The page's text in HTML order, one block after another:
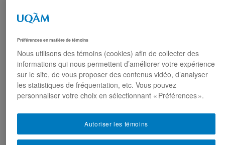
Tourisme
touristiques in situ
Études urbaines
EUR 8511 – Séminaire thématique : Requalification
et patrimoine en contexte de désindustrialisation
EUR8511 – Identités urbaines et paysages culturels
: imprégnations, requalifications, appropriations
EUR9335 – Séminaire de préparation du projet de
thèse en études urbaines
EUR9212 – Séminaire méthodologique : axe «
Préférences en matière de témoins
Nous utilisons des témoins (cookies) afin de collecter des
informations qui nous permettent d’améliorer votre expérience
sur le site, de vous proposer des contenus vidéo, d’analyser
les statistiques de fréquentation, etc. Vous pouvez
personnaliser votre choix en sélectionnant « Préférences ».
Autoriser les témoins